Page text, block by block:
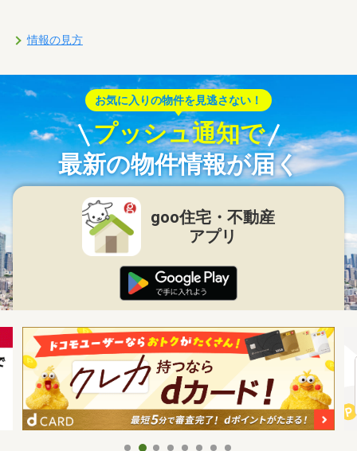
情報の見方
お気に入りの物件を見逃さない！
プッシュ通知で
最新の物件情報が届く
goo住宅・不動産
アプリ